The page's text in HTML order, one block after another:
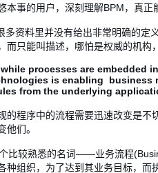
本事的用户，深刻理解BPM，真
多资料里并没有给出非常明确的
而只能叫描述，哪怕是权威的机
processes are embedded
is enabling business
from the underlying
的程序中的流程需要迅速改变是
他们。
比较熟悉的名词——业务流程
种组织，为了达到其业务目标，而